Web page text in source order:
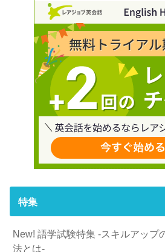
特集
New! 語学試験特集 -スキルアップ
法とは-